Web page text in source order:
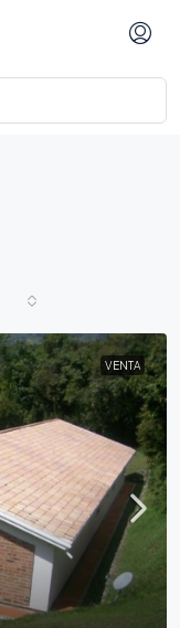
VENTA